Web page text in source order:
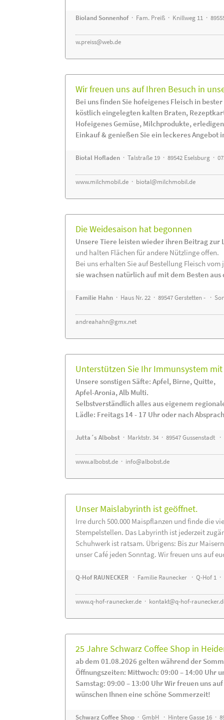
Bioland Sonnenhof· Fam. Preiß · Knillweg 11 ·
w.preiss@web.de
Wir freuen uns auf Ihren Besuch in
Bei uns finden Sie hofeigenes Fleisch in
köstlich eingelegten kalten Braten,
Hofeigenes Gemüse, Milchprodukte,
Einkauf & genießen Sie ein leckeres Angebot
Biotal Hofladen · Talstraße 19 · 89542 Eselsburg ·
www.milchmobil.de · biotal@milchmobil.de
Die Weidesaison hat begonnen
Unsere Tiere leisten wieder ihren Beitrag zur
und halten Flächen für andere Nützlinge offen.
Bei uns erhalten Sie auf Bestellung Fleisch
sie wachsen natürlich auf mit dem Besten aus
Familie Hahn · Haus Nr. 22 · 89547 Gerstetten - ·
andreahahn@gmx.net
Unterstützen Sie Ihr Immunsystem
Unsere sonstigen Säfte: Apfel, Birne, Quitte,
Apfel-Aronia, Alb Multi.
Selbstverständlich alles aus eigenem
Lädle: Freitags 14 - 17 Uhr oder nach
Jutta´s Albobst · Marktstr. 34 · 89547 Gussenstadt ·
www.albobst.de · info@albobst.de
Unser Maislabyrinth ist geöffnet.
Irre durch 500.000 Maispflanzen und finde die
Stempelstellen. Das Labyrinth ist jederzeit
Schuhwerk ist ratsam. Übrigens: Bis zur
unser Café jeden Sonntag. Wir freuen uns auf
Q-Hof RAUNECKER · Familie Raunecker · Q-Hof 1
www.q-hof-raunecker.de · kontakt@q-hof-
25 Jahre Schwarz Coffee Shop in
ab dem 01.08.2026 gelten während der
Öffnungszeiten: Mittwoch: 09:00 – 14:00 Uhr
Samstag: 09:00 – 13:00 Uhr Wir freuen uns
wünschen Ihnen eine schöne Sommerzeit!
Schwarz Coffee Shop · GmbH · Hintere Gasse 16 ·